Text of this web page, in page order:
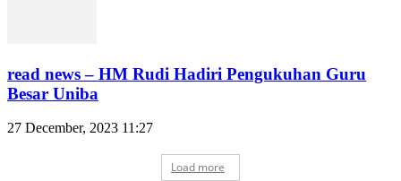
read news – HM Rudi Hadiri Pengukuhan Guru
Besar Uniba
27 December, 2023 11:27
Load more